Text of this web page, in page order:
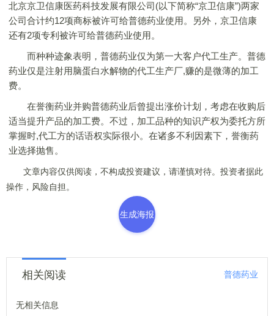
北京京卫信康医药科技发展有限公司(以下简称“京卫信康”)两家
公司合计约12项商标被许可给普德药业使用。另外，京卫信康
还有2项专利被许可给普德药业使用。
而种种迹象表明，普德药业仅为第一大客户代工生产。普德
药业仅是注射用脑蛋白水解物的代工生产厂,赚的是微薄的加工
费。
在誉衡药业并购普德药业后曾提出涨价计划，考虑在收购后
适当提升产品的加工费。不过，加工品种的知识产权为委托方所
掌握时,代工方的话语权实际很小。在诸多不利因素下，誉衡药
业选择抛售。
文章内容仅供阅读，不构成投资建议，请谨慎对待。投资者据此
操作，风险自担。
生成海报
相关阅读 普德药业
无相关信息